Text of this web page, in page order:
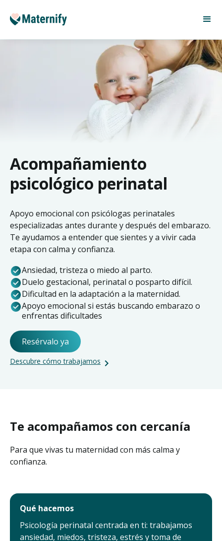
Acompañamiento
psicológico perinatal
Apoyo emocional con psicólogas perinatales
especializadas antes durante y después del embarazo.
Te ayudamos a entender que sientes y a vivir cada
etapa con calma y confianza.
Ansiedad, tristeza o miedo al parto.
Duelo gestacional, perinatal o posparto difícil.
Dificultad en la adaptación a la maternidad.
Apoyo emocional si estás buscando embarazo o
enfrentas dificultades
Resérvalo ya
Descubre cómo trabajamos
Te acompañamos con cercanía
Para que vivas tu maternidad con más calma y
confianza.
Qué hacemos
Psicología perinatal centrada en ti: trabajamos
ansiedad, miedos, tristeza, estrés y toma de